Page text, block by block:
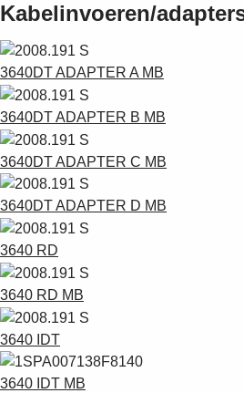
Kabelinvoeren/
3640DT ADAPTER A MB
3640DT ADAPTER B MB
3640DT ADAPTER C MB
3640DT ADAPTER D MB
3640 RD
3640 RD MB
3640 IDT
3640 IDT MB